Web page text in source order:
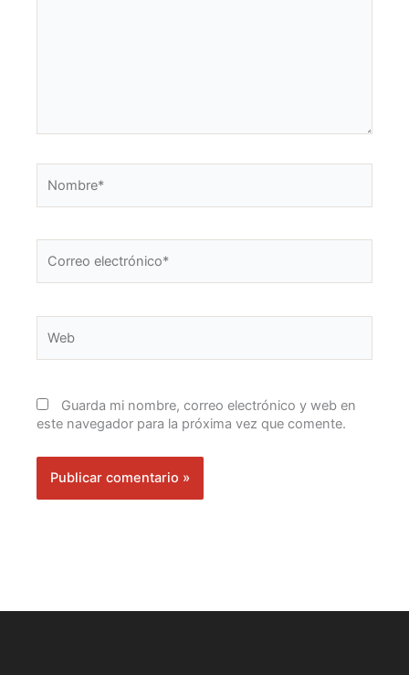
electrónico*
Guarda mi nombre, correo electrónico y web en
este navegador para la próxima vez que comente.